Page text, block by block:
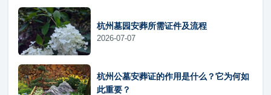
杭州墓园安葬所需证件及流程
2026-07-07
杭州公墓安葬证的作用是什么？它为何如
此重要？